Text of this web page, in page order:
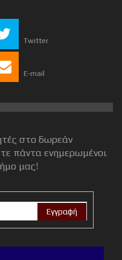
Twitter
E-mail
στο δωρεάν
πάντα ενημερωμένοι
μας!